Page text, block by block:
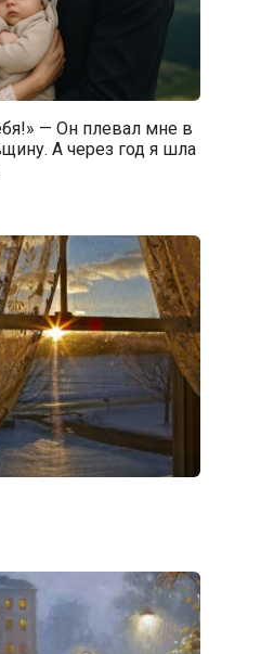
— Он плевал мне в
А через год я шла